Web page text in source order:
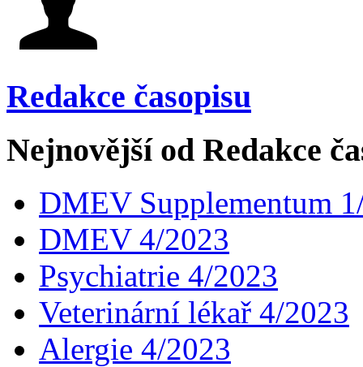
Redakce časopisu
Nejnovější od Redakce
DMEV Supplementum
DMEV 4/2023
Psychiatrie 4/2023
Veterinární lékař 4/2023
Alergie 4/2023